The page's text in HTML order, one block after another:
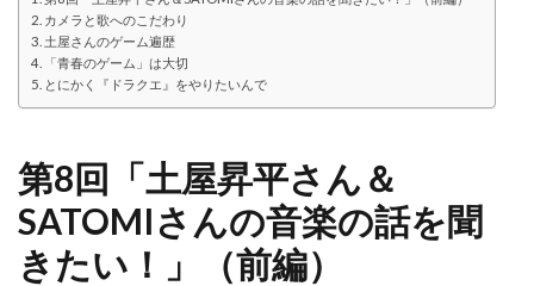
カメラと歌へのこだわり
土屋さんのゲーム遍歴
「青春のゲーム」は大切
とにかく『ドラクエ』をやりたいんで
第8回「土屋昇平さん＆
SATOMIさんの音楽の話を聞
きたい！」（前編）